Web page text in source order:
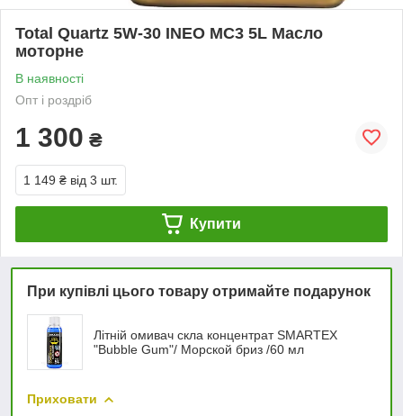
Total Quartz 5W-30 INEO MC3 5L Масло
моторне
В наявності
Опт і роздріб
1 300 ₴
1 149 ₴ від 3 шт.
Купити
При купівлі цього товару отримайте подарунок
Літній омивач скла концентрат SMARTEX
"Bubble Gum"/ Морской бриз /60 мл
Приховати